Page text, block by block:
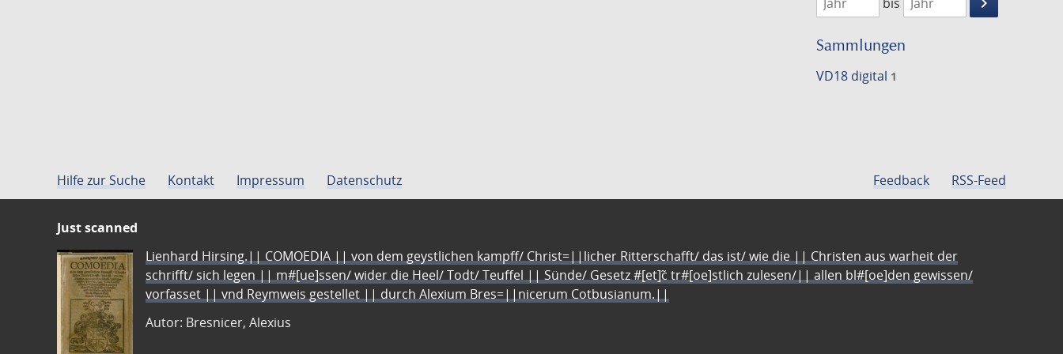
Suche
Sammlungen
VD18 digital 1
Hilfe zur Suche Kontakt Impressum Datenschutz Feedback RSS-Feed
Just scanned
Lienhard Hirsing.|| COMOEDIA || von dem geystlichen kampff/ Christ=||licher Ritterschafft/ das ist/ wie die || Christen aus warheit der
schrifft/ sich legen || m#[ue]ssen/ wider die Heel/ Todt/ Teuffel || Sünde/ Gesetz #[et]c̃ tr#[oe]stlich zulesen/|| allen bl#[oe]den gewissen/
vorfasset || vnd Reymweis gestellet || durch Alexium Bres=||nicerum Cotbusianum.||
Autor: Bresnicer, Alexius